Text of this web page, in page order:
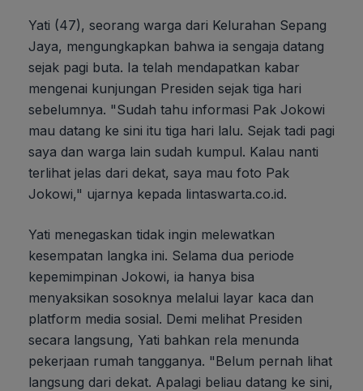
Yati (47), seorang warga dari Kelurahan Sepang
Jaya, mengungkapkan bahwa ia sengaja datang
sejak pagi buta. Ia telah mendapatkan kabar
mengenai kunjungan Presiden sejak tiga hari
sebelumnya. "Sudah tahu informasi Pak Jokowi
mau datang ke sini itu tiga hari lalu. Sejak tadi pagi
saya dan warga lain sudah kumpul. Kalau nanti
terlihat jelas dari dekat, saya mau foto Pak
Jokowi," ujarnya kepada lintaswarta.co.id.
Yati menegaskan tidak ingin melewatkan
kesempatan langka ini. Selama dua periode
kepemimpinan Jokowi, ia hanya bisa
menyaksikan sosoknya melalui layar kaca dan
platform media sosial. Demi melihat Presiden
secara langsung, Yati bahkan rela menunda
pekerjaan rumah tangganya. "Belum pernah lihat
langsung dari dekat. Apalagi beliau datang ke sini,